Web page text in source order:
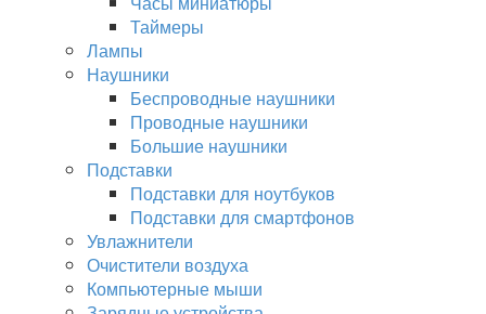
Таймеры
Лампы
Наушники
Беспроводные наушники
Проводные наушники
Большие наушники
Подставки
Подставки для ноутбуков
Подставки для смартфонов
Увлажнители
Очистители воздуха
Компьютерные мыши